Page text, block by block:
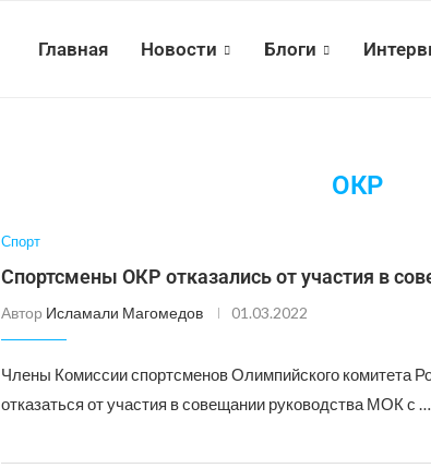
Главная Новости Блоги
ОКР
Спорт
Спортсмены ОКР отказались от участия в
Автор Исламали Магомедов 01.03.2022
Члены Комиссии спортсменов Олимпийского комитета
отказаться от участия в совещании руководства МОК с …